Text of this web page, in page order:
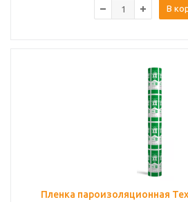
В
Пленка пароизоляционная